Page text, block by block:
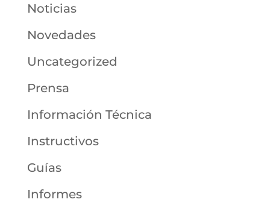
Noticias
Novedades
Uncategorized
Prensa
Información Técnica
Instructivos
Guías
Informes